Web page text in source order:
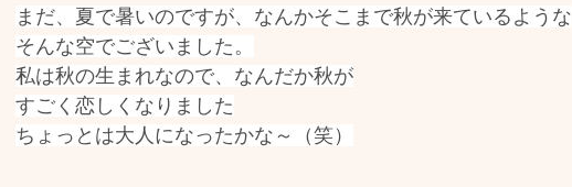
まだ、夏で暑いのですが、なんかそこまで秋が来ているような
そんな空でございました。
私は秋の生まれなので、なんだか秋が
すごく恋しくなりました
ちょっとは大人になったかな～（笑）